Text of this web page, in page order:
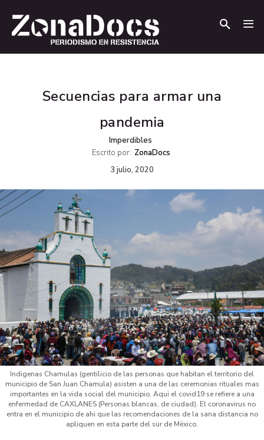
Secuencias para armar una
pandemia
Imperdibles
Escrito por: ZonaDocs
3 julio, 2020
Indigenas Chamulas (gentilicio de las personas que habitan el territorio del
municipio de San Juan Chamula) asisten a una de las ceremonias rituales mas
importantes en la vida social del municipio. Aqui el covid19 se refiere a una
enfermedad de CAXLANES (Personas blancas, de ciudad). El coronavirus no
entra en el municipio de ahi que las recomendaciones de la sana distancia no
apliquen en esta parte del sur de México.